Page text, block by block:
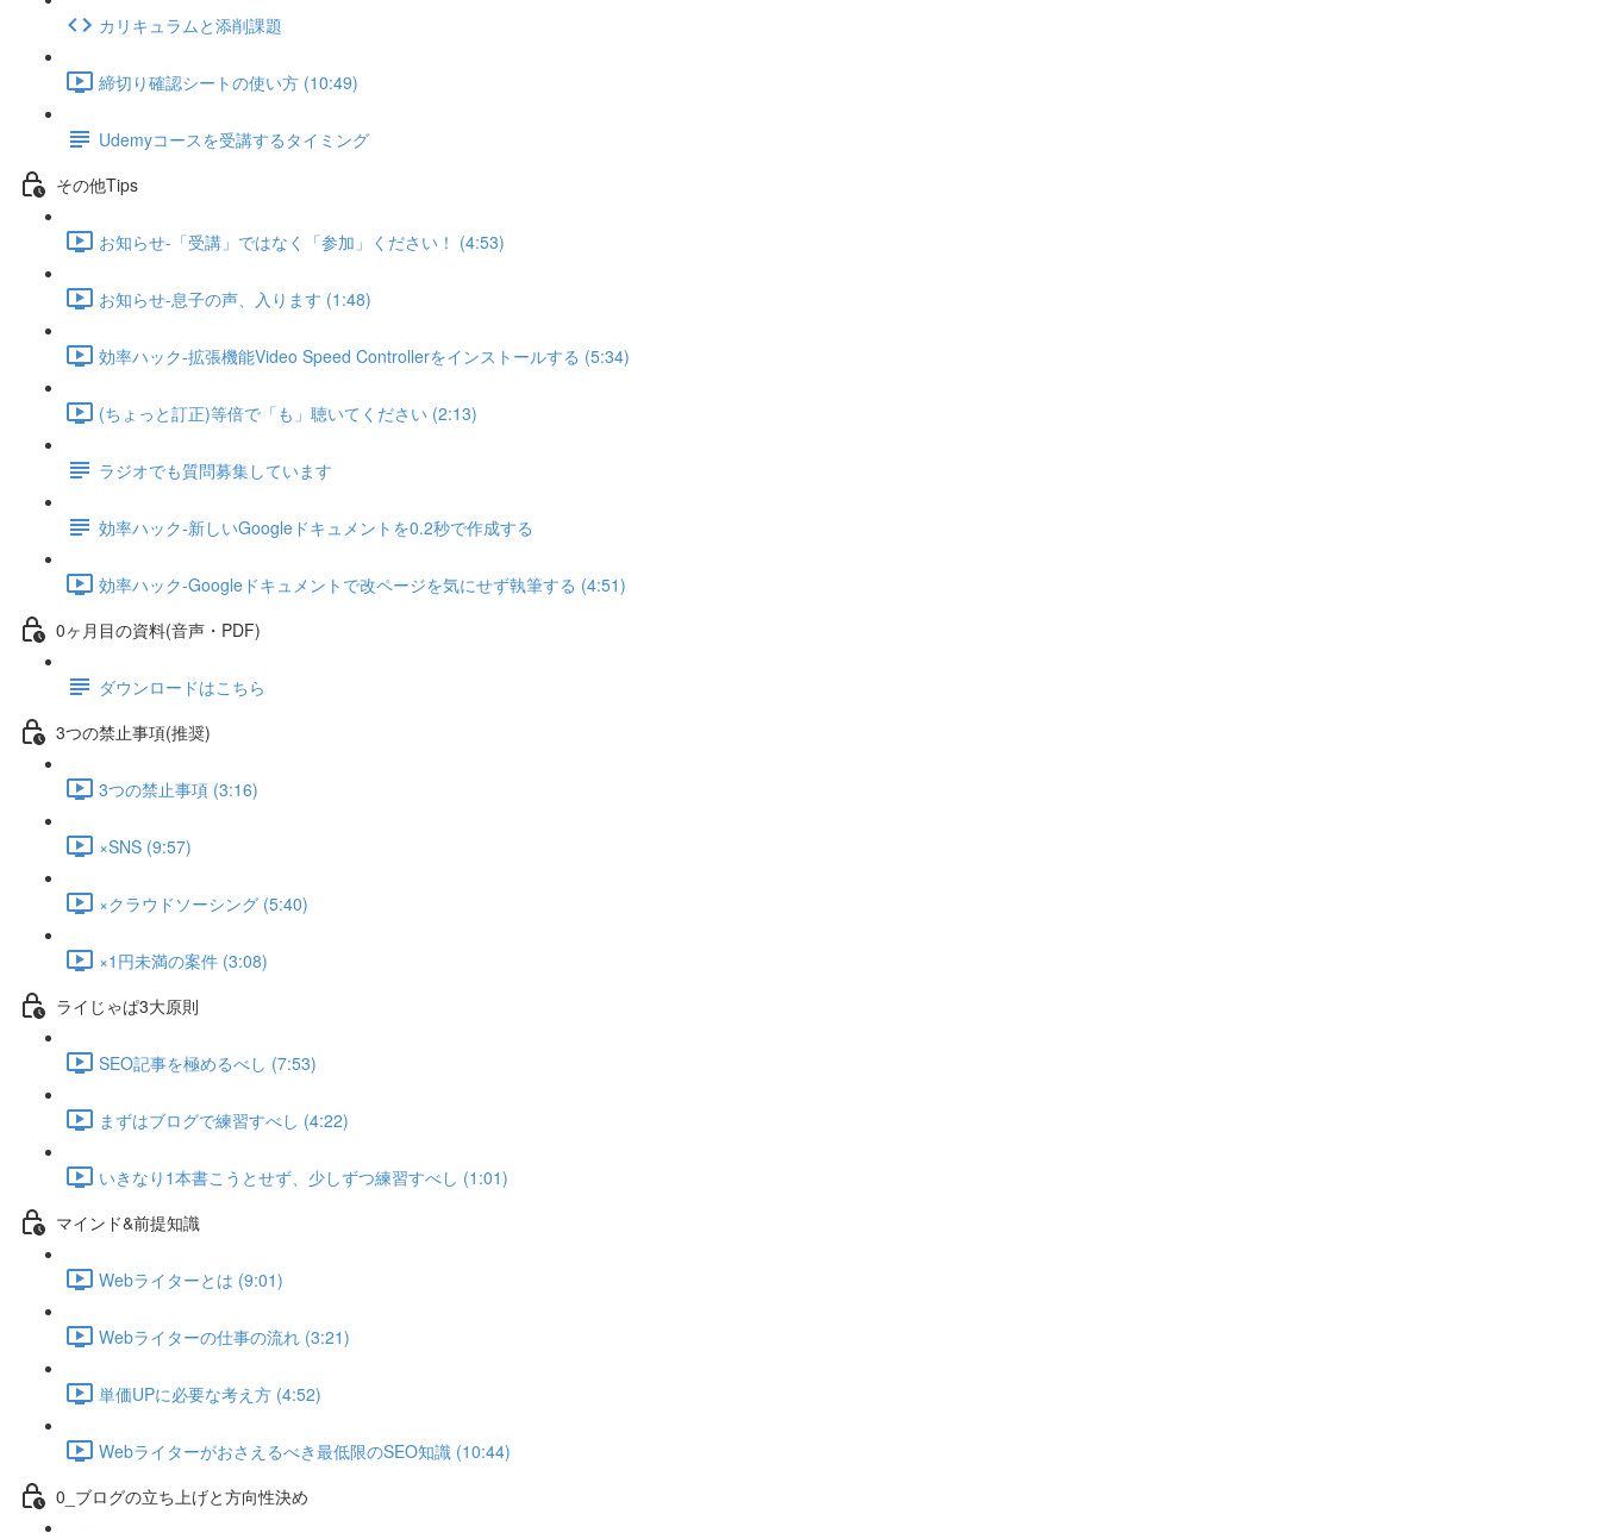
カリキュラムと添削課題
締切り確認シートの使い方 (10:49)
Udemyコースを受講するタイミング
その他Tips
お知らせ-「受講」ではなく「参加」ください！ (4:53)
お知らせ-息子の声、入ります (1:48)
効率ハック-拡張機能Video Speed Controllerをインストールする (5:34)
(ちょっと訂正)等倍で「も」聴いてください (2:13)
ラジオでも質問募集しています
効率ハック-新しいGoogleドキュメントを0.2秒で作成する
効率ハック-Googleドキュメントで改ページを気にせず執筆する (4:51)
0ヶ月目の資料(音声・PDF)
ダウンロードはこちら
3つの禁止事項(推奨)
3つの禁止事項 (3:16)
×SNS (9:57)
×クラウドソーシング (5:40)
×1円未満の案件 (3:08)
ライじゃぱ3大原則
SEO記事を極めるべし (7:53)
まずはブログで練習すべし (4:22)
いきなり1本書こうとせず、少しずつ練習すべし (1:01)
マインド&前提知識
Webライターとは (9:01)
Webライターの仕事の流れ (3:21)
単価UPに必要な考え方 (4:52)
Webライターがおさえるべき最低限のSEO知識 (10:44)
0_ブログの立ち上げと方向性決め